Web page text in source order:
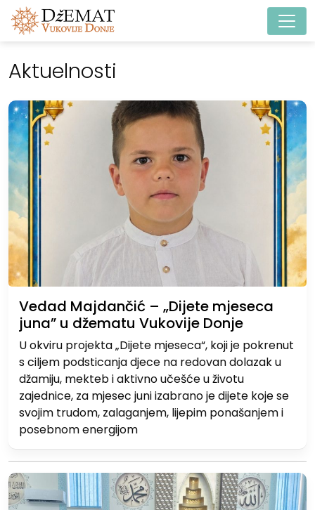
Main Navigation
Aktuelnosti
Vedad Majdančić – „Dijete mjeseca
juna” u džematu Vukovije Donje
U okviru projekta „Dijete mjeseca“, koji je pokrenut
s ciljem podsticanja djece na redovan dolazak u
džamiju, mekteb i aktivno učešće u životu
zajednice, za mjesec juni izabrano je dijete koje se
svojim trudom, zalaganjem, lijepim ponašanjem i
posebnom energijom